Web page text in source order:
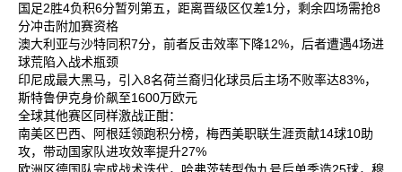
国足‌2胜4负积6分暂列第五，距离晋级区仅差1分，剩余四场需抢8
分冲击附加赛资格‌
澳大利亚‌与‌沙特‌同积7分，前者反击效率下降12%，后者遭遇4场进
球荒陷入战术瓶颈‌
印尼‌成最大黑马，引入8名荷兰裔归化球员后主场不败率达83%，
斯特鲁伊克身价飙至1600万欧元‌
全球其他赛区同样激战正酣：
南美区‌巴西、阿根廷领跑积分榜，梅西美职联生涯贡献14球10助
攻，带动国家队进攻效率提升27%‌